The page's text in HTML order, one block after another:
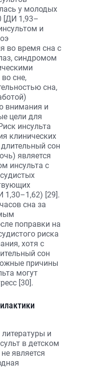
у молодых
[ДИ 1,93–
и
во время сна с
синдромом
сне,
сна,
внимания и
цели для
инсульта
клинических
сон
является
инсульта с
1,30–1,62) [29].
сна за
поправки на
риска
хотя с
сон
причины
могут
[30].
и
в детском
является